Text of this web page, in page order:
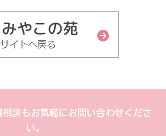
談もお気軽にお問い合わせくださ
い。